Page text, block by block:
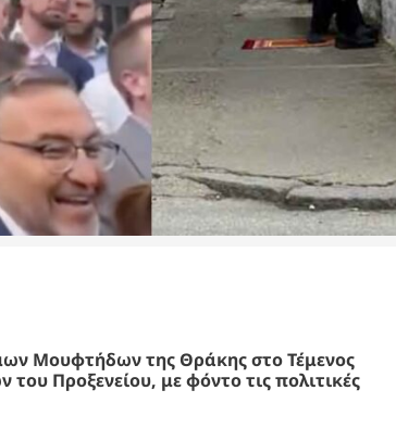
Μουφτήδων της Θράκης στο Τέμενος
Προξενείου, με φόντο τις πολιτικές